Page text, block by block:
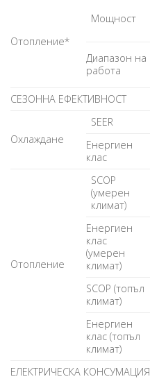
Отопление*
Мощност
Диапазон на
работа
СЕЗОННА ЕФЕКТИВНОСТ
Охлаждане
SEER
Енергиен
клас
Отопление
SCOP
(умерен
климат)
Енергиен
клас
(умерен
климат)
SCOP (топъл
климат)
Енергиен
клас (топъл
климат)
ЕЛЕКТРИЧЕСКА КОНСУМАЦИЯ